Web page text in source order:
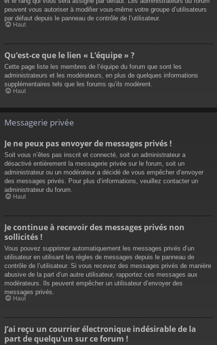
peuvent vous autoriser à modifier vous-même votre groupe d’utilisateurs
par défaut depuis le panneau de contrôle de l’utilisateur.
Haut
Qu’est-ce que le lien « L’équipe » ?
Cette page liste les membres de l’équipe du forum que sont les
administrateurs et les modérateurs, en plus de quelques informations
supplémentaires tels que les forums qu’ils modèrent.
Haut
Messagerie privée
Je ne peux pas envoyer de messages privés !
Soit vous n’êtes pas inscrit et connecté, soit un administrateur a
désactivé entièrement la messagerie privée sur le forum, soit un
administrateur ou un modérateur a décidé de vous empêcher d’envoyer
des messages privés. Pour plus d’informations, veuillez contacter un
administrateur du forum.
Haut
Je continue à recevoir des messages privés non
sollicités !
Vous pouvez supprimer automatiquement les messages privés d’un
utilisateur en utilisant les règles de messages depuis le panneau de
contrôle de l’utilisateur. Si vous recevez des messages privés de manière
abusive de la part d’un autre utilisateur, rapportez ces messages aux
modérateurs. Ils peuvent empêcher un utilisateur d’envoyer des
messages privés.
Haut
J’ai reçu un courrier électronique indésirable de la
part de quelqu’un sur ce forum !